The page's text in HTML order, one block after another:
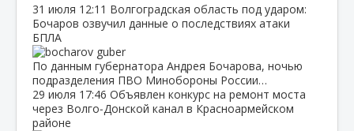
31 июля 12:11 Волгоградская область под ударом:
Бочаров озвучил данные о последствиях атаки
БПЛА
По данным губернатора Андрея Бочарова, ночью
подразделения ПВО Минобороны России…
29 июля 17:46 Объявлен конкурс на ремонт моста
через Волго‑Донской канал в Красноармейском
районе